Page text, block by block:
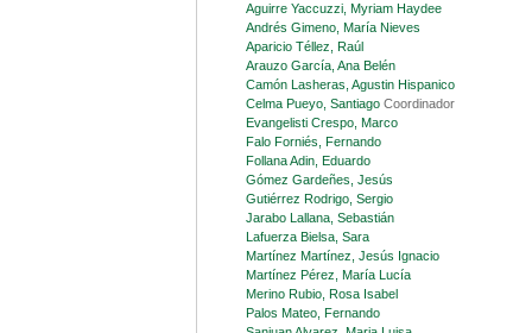
Aguirre Yaccuzzi, Myriam Haydee
Andrés Gimeno, María Nieves
Aparicio Téllez, Raúl
Arauzo García, Ana Belén
Camón Lasheras, Agustin Hispanico
Celma Pueyo, Santiago Coordinador
Evangelisti Crespo, Marco
Falo Forniés, Fernando
Follana Adin, Eduardo
Gómez Gardeñes, Jesús
Gutiérrez Rodrigo, Sergio
Jarabo Lallana, Sebastián
Lafuerza Bielsa, Sara
Martínez Martínez, Jesús Ignacio
Martínez Pérez, María Lucía
Merino Rubio, Rosa Isabel
Palos Mateo, Fernando